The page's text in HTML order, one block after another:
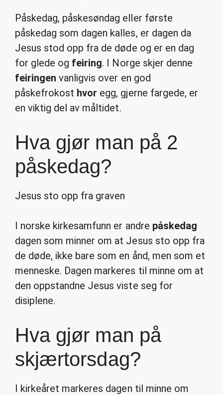
Påskedag, påskesøndag eller første
påskedag som dagen kalles, er dagen da
Jesus stod opp fra de døde og er en dag
for glede og feiring. I Norge skjer denne
feiringen vanligvis over en god
påskefrokost hvor egg, gjerne fargede, er
en viktig del av måltidet.
Hva gjør man på 2
påskedag?
Jesus sto opp fra graven
I norske kirkesamfunn er andre påskedag
dagen som minner om at Jesus sto opp fra
de døde, ikke bare som en ånd, men som et
menneske. Dagen markeres til minne om at
den oppstandne Jesus viste seg for
disiplene.
Hva gjør man på
skjærtorsdag?
I kirkeåret markeres dagen til minne om